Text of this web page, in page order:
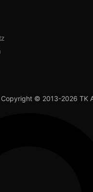
Copyright © 2013-2026 TK